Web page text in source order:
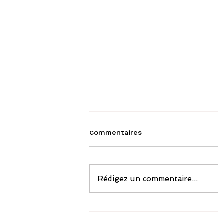
Commentaires
Rédigez un commentaire...